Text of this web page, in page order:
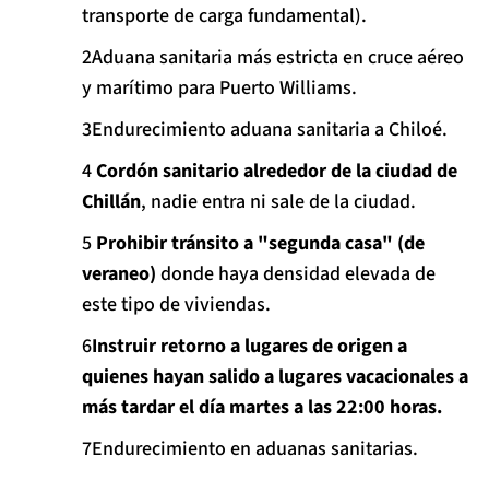
transporte de carga fundamental).
Aduana sanitaria más estricta en cruce aéreo
y marítimo para Puerto Williams.
Endurecimiento aduana sanitaria a Chiloé.
Cordón sanitario alrededor de la ciudad de
Chillán, nadie entra ni sale de la ciudad.
Prohibir tránsito a "segunda casa" (de
veraneo) donde haya densidad elevada de
este tipo de viviendas.
Instruir retorno a lugares de origen a
quienes hayan salido a lugares vacacionales a
más tardar el día martes a las 22:00 horas.
Endurecimiento en aduanas sanitarias.